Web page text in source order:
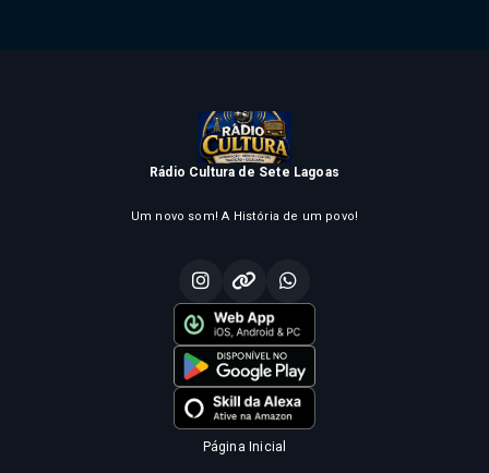
Rádio Cultura de Sete Lagoas
Um novo som! A História de um povo!
Página Inicial